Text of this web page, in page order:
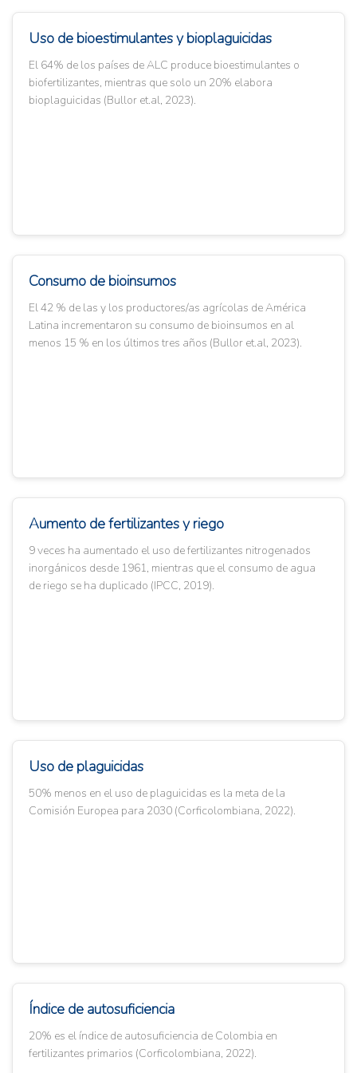
Uso de bioestimulantes y bioplaguicidas
El 64% de los países de ALC produce bioestimulantes o
biofertilizantes, mientras que solo un 20% elabora
bioplaguicidas (Bullor et.al, 2023).
Consumo de bioinsumos
El 42 % de las y los productores/as agrícolas de América
Latina incrementaron su consumo de bioinsumos en al
menos 15 % en los últimos tres años (Bullor et.al, 2023).
Aumento de fertilizantes y riego
9 veces ha aumentado el uso de fertilizantes nitrogenados
inorgánicos desde 1961, mientras que el consumo de agua
de riego se ha duplicado (IPCC, 2019).
Uso de plaguicidas
50% menos en el uso de plaguicidas es la meta de la
Comisión Europea para 2030 (Corficolombiana, 2022).
Índice de autosuficiencia
20% es el índice de autosuficiencia de Colombia en
fertilizantes primarios (Corficolombiana, 2022).